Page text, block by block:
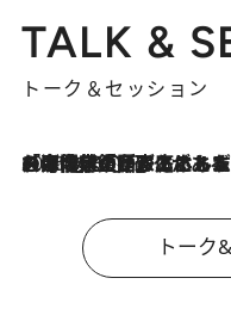
TALK &
トーク＆セッション
2026.8.3
「今後値上げがあるとすれば…」「リスクがあるのは今年の冬」エネルギー専門家が語る、ホルムズ海峡封鎖が家庭にもたらす“ある心配”
トーク